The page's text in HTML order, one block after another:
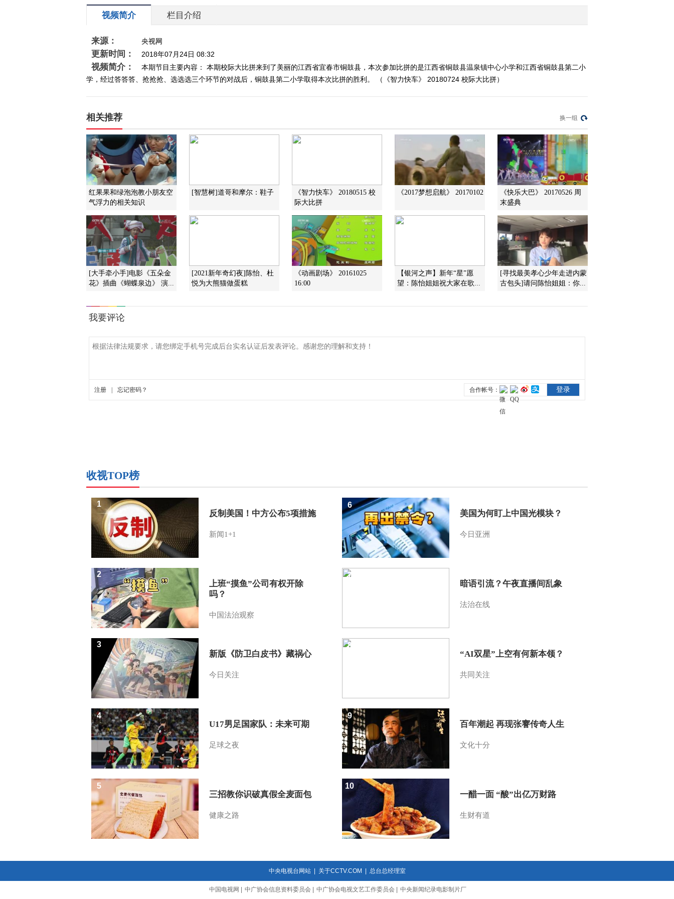
识竞赛
2018-06-20 00:30:57
《智力快车》 20180609
2018-06-09 08:43:17
《智力快车》 20180605
2018-06-06 03:56:21
校际大比拼
2018-05-29 23:58:31
《智力快车》 20180522
校际大比拼
校际大比拼
2018-05-09 00:26:11
2018-04-18 00:28:46
《智力快车》 20180327
赢在博物馆
2018-03-14 00:42:35
赢在博物馆
视频简介 栏目介绍
来源： 央视网
更新时间： 2018年07月24日 08:32
视频简介：
本期节目主要内容： 本期校际大比拼来到了美丽的江西省宜春市铜鼓县，本次参加比拼的是江西省铜鼓县温泉镇中心小学和江西省铜鼓县第二小
学，经过答答答、抢抢抢、选选选三个环节的对战后，铜鼓县第二小学取得本次比拼的胜利。 （《智力快车》 20180724 校际大比拼）
相关推荐 换一组
红果果和绿泡泡教小朋友空
气浮力的相关知识
[智慧树]道哥和摩尔：鞋子
《智力快车》 20180515 校
际大比拼
《2017梦想启航》 20170102
《快乐大巴》 20170526 周
末盛典
[大手牵小手]电影《五朵金
花》插曲《蝴蝶泉边》 演...
[2021新年奇幻夜]陈怡、杜
悦为大熊猫做蛋糕
《动画剧场》 20161025
16:00
【银河之声】新年“星”愿
望：陈怡姐姐祝大家在歌...
[寻找最美孝心少年走进内蒙
古包头]请问陈怡姐姐：你...
收视TOP榜
反制美国！中方公布5项措施
新闻1+1
1
上班“摸鱼”公司有权开除
吗？
中国法治观察
2
新版《防卫白皮书》藏祸心
今日关注
3
U17男足国家队：未来可期
足球之夜
4
三招教你识破真假全麦面包
健康之路
5
美国为何盯上中国光模块？
今日亚洲
6
暗语引流？午夜直播间乱象
法治在线
7
“AI双星”上空有何新本领？
共同关注
8
百年潮起 再现张謇传奇人生
文化十分
9
一醋一面 “酸”出亿万财路
生财有道
10
中央电视台网站| 关于CCTV.COM 总台总经理室
中国电视网 中广协会信息资料委员会 中广协会电视文艺工作委员会 中央新闻纪录电影制片厂